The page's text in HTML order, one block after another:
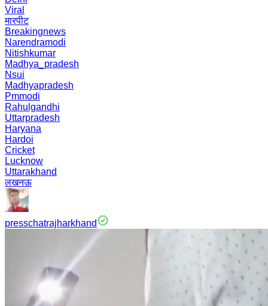
Viral
मारपीट
Breakingnews
Narendramodi
Nitishkumar
Madhya_pradesh
Nsui
Madhyapradesh
Pmmodi
Rahulgandhi
Uttarpradesh
Haryana
Hardoi
Cricket
Lucknow
Uttarakhand
लखनऊ
presschatrajharkhand